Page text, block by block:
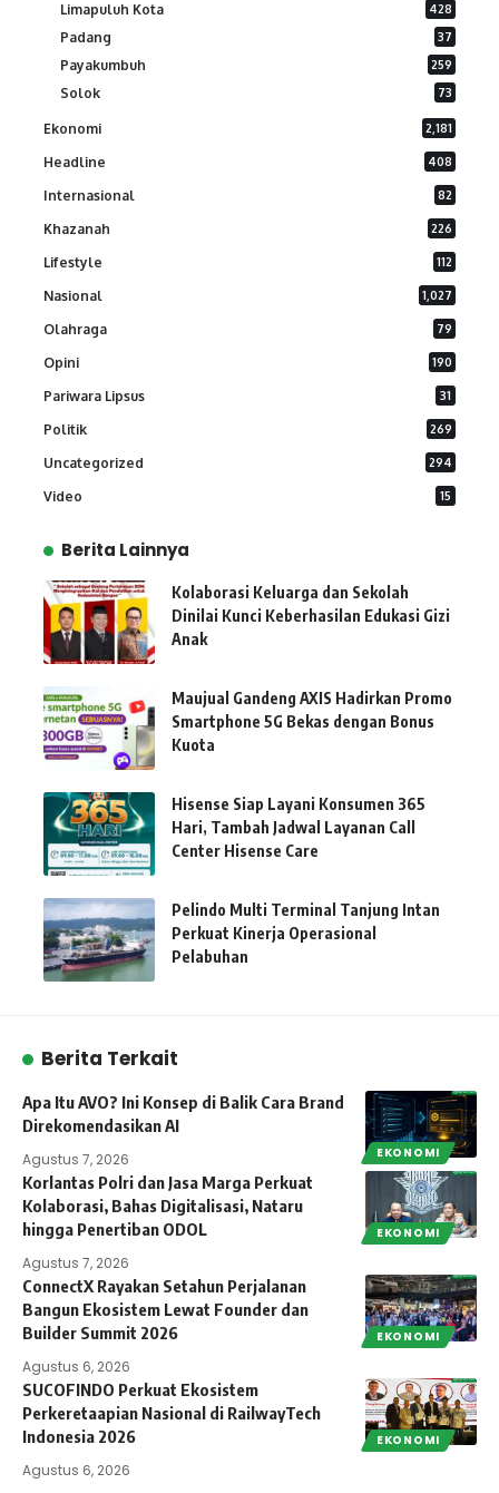
Limapuluh Kota 428
Padang 37
Payakumbuh 259
Solok 73
Ekonomi 2,181
Headline 408
Internasional 82
Khazanah 226
Lifestyle 112
Nasional 1,027
Olahraga 79
Opini 190
Pariwara Lipsus 31
Politik 269
Uncategorized 294
Video 15
Berita Lainnya
Kolaborasi Keluarga dan Sekolah
Dinilai Kunci Keberhasilan Edukasi Gizi
Anak
Maujual Gandeng AXIS Hadirkan Promo
Smartphone 5G Bekas dengan Bonus
Kuota
Hisense Siap Layani Konsumen 365
Hari, Tambah Jadwal Layanan Call
Center Hisense Care
Pelindo Multi Terminal Tanjung Intan
Perkuat Kinerja Operasional
Pelabuhan
Berita Terkait
EKONOMI
Apa Itu AVO? Ini Konsep di Balik Cara Brand
Direkomendasikan AI
Agustus 7, 2026
EKONOMI
Korlantas Polri dan Jasa Marga Perkuat
Kolaborasi, Bahas Digitalisasi, Nataru
hingga Penertiban ODOL
Agustus 7, 2026
EKONOMI
ConnectX Rayakan Setahun Perjalanan
Bangun Ekosistem Lewat Founder dan
Builder Summit 2026
Agustus 6, 2026
EKONOMI
SUCOFINDO Perkuat Ekosistem
Perkeretaapian Nasional di RailwayTech
Indonesia 2026
Agustus 6, 2026